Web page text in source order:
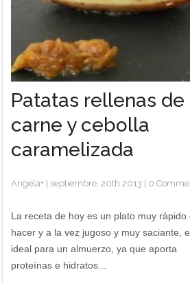
Patatas rellenas de
carne y cebolla
caramelizada
Angela+ septiembre, 20th 2013 0
La receta de hoy es un plato muy rápido
hacer y a la vez jugoso y muy saciante,
ideal para un almuerzo, ya que aporta
proteínas e hidratos...